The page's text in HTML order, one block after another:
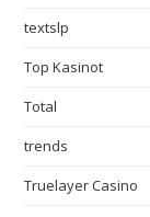
textslp
Top Kasinot
Total
trends
Truelayer Casino